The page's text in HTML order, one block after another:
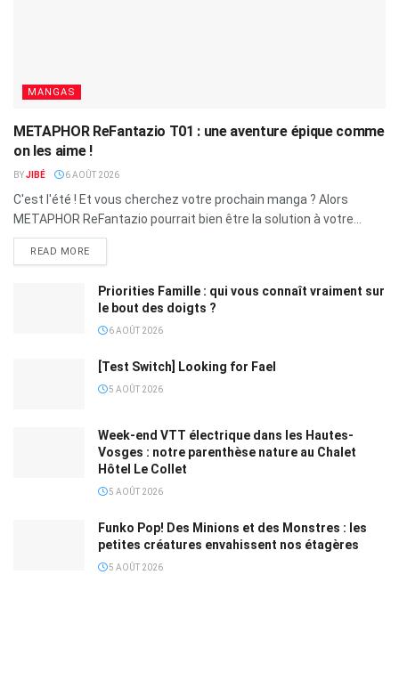
MANGAS
METAPHOR ReFantazio T01 : une aventure épique comme
on les aime !
BYJIBÉ 6 AOÛT 2026
C'est l'été ! Et vous cherchez votre prochain manga ? Alors
METAPHOR ReFantazio pourrait bien être la solution à votre...
READ MORE
Priorities Famille : qui vous connaît vraiment sur
le bout des doigts ?
6 AOÛT 2026
[Test Switch] Looking for Fael
5 AOÛT 2026
Week-end VTT électrique dans les Hautes-
Vosges : notre parenthèse nature au Chalet
Hôtel Le Collet
5 AOÛT 2026
Funko Pop! Des Minions et des Monstres : les
petites créatures envahissent nos étagères
5 AOÛT 2026